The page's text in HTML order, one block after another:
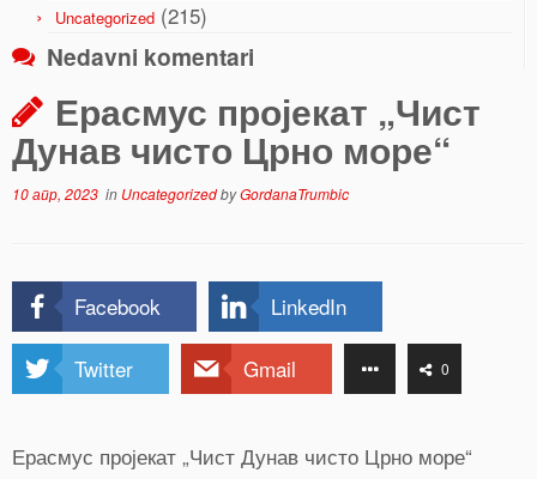
Uncategorized (215)
Nedavni komentari
Ерасмус пројекат „Чист
Дунав чисто Црно море“
10 апр, 2023 in UncategorizedbyGordanaTrumbic
Facebook LinkedIn
Twitter Gmail 0
Ерасмус пројекат „Чист Дунав чисто Црно море“